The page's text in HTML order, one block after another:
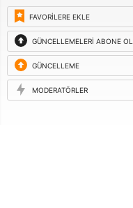
FAVORILERE EKLE
GÜNCELLEMELERI ABONE OL
GÜNCELLEME
ISTEĞI
MODERATÖRLER